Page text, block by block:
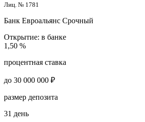
Лиц. № 1781
Банк Евроальянс Срочный
Открытие: в банке
1,50 %
процентная ставка
до 30 000 000 ₽
размер депозита
31 день